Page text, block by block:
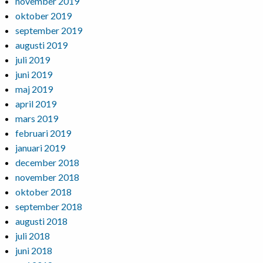
oktober 2019
september 2019
augusti 2019
juli 2019
juni 2019
maj 2019
april 2019
mars 2019
februari 2019
januari 2019
december 2018
november 2018
oktober 2018
september 2018
augusti 2018
juli 2018
juni 2018